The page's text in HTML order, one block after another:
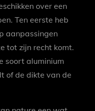
over een
Ten eerste heb
aanpassingen
tot zijn recht komt.
soort aluminium
of de dikte van de